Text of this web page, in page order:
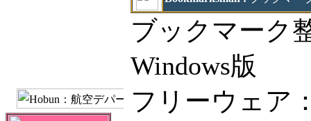
ブックマーク
Windows版
フリーウェア